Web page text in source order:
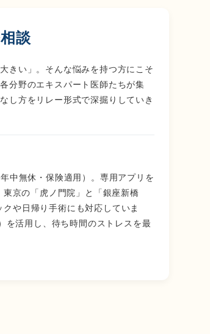
談
きい」。そんな悩みを持つ方にこそ
分野のエキスパート医師たちが集
し方をリレー形式で深掘りしていき
中無休・保険適用）。専用アプリを
京の「虎ノ門院」と「銀座新橋
や日帰り手術にも対応していま
を活用し、待ち時間のストレスを最